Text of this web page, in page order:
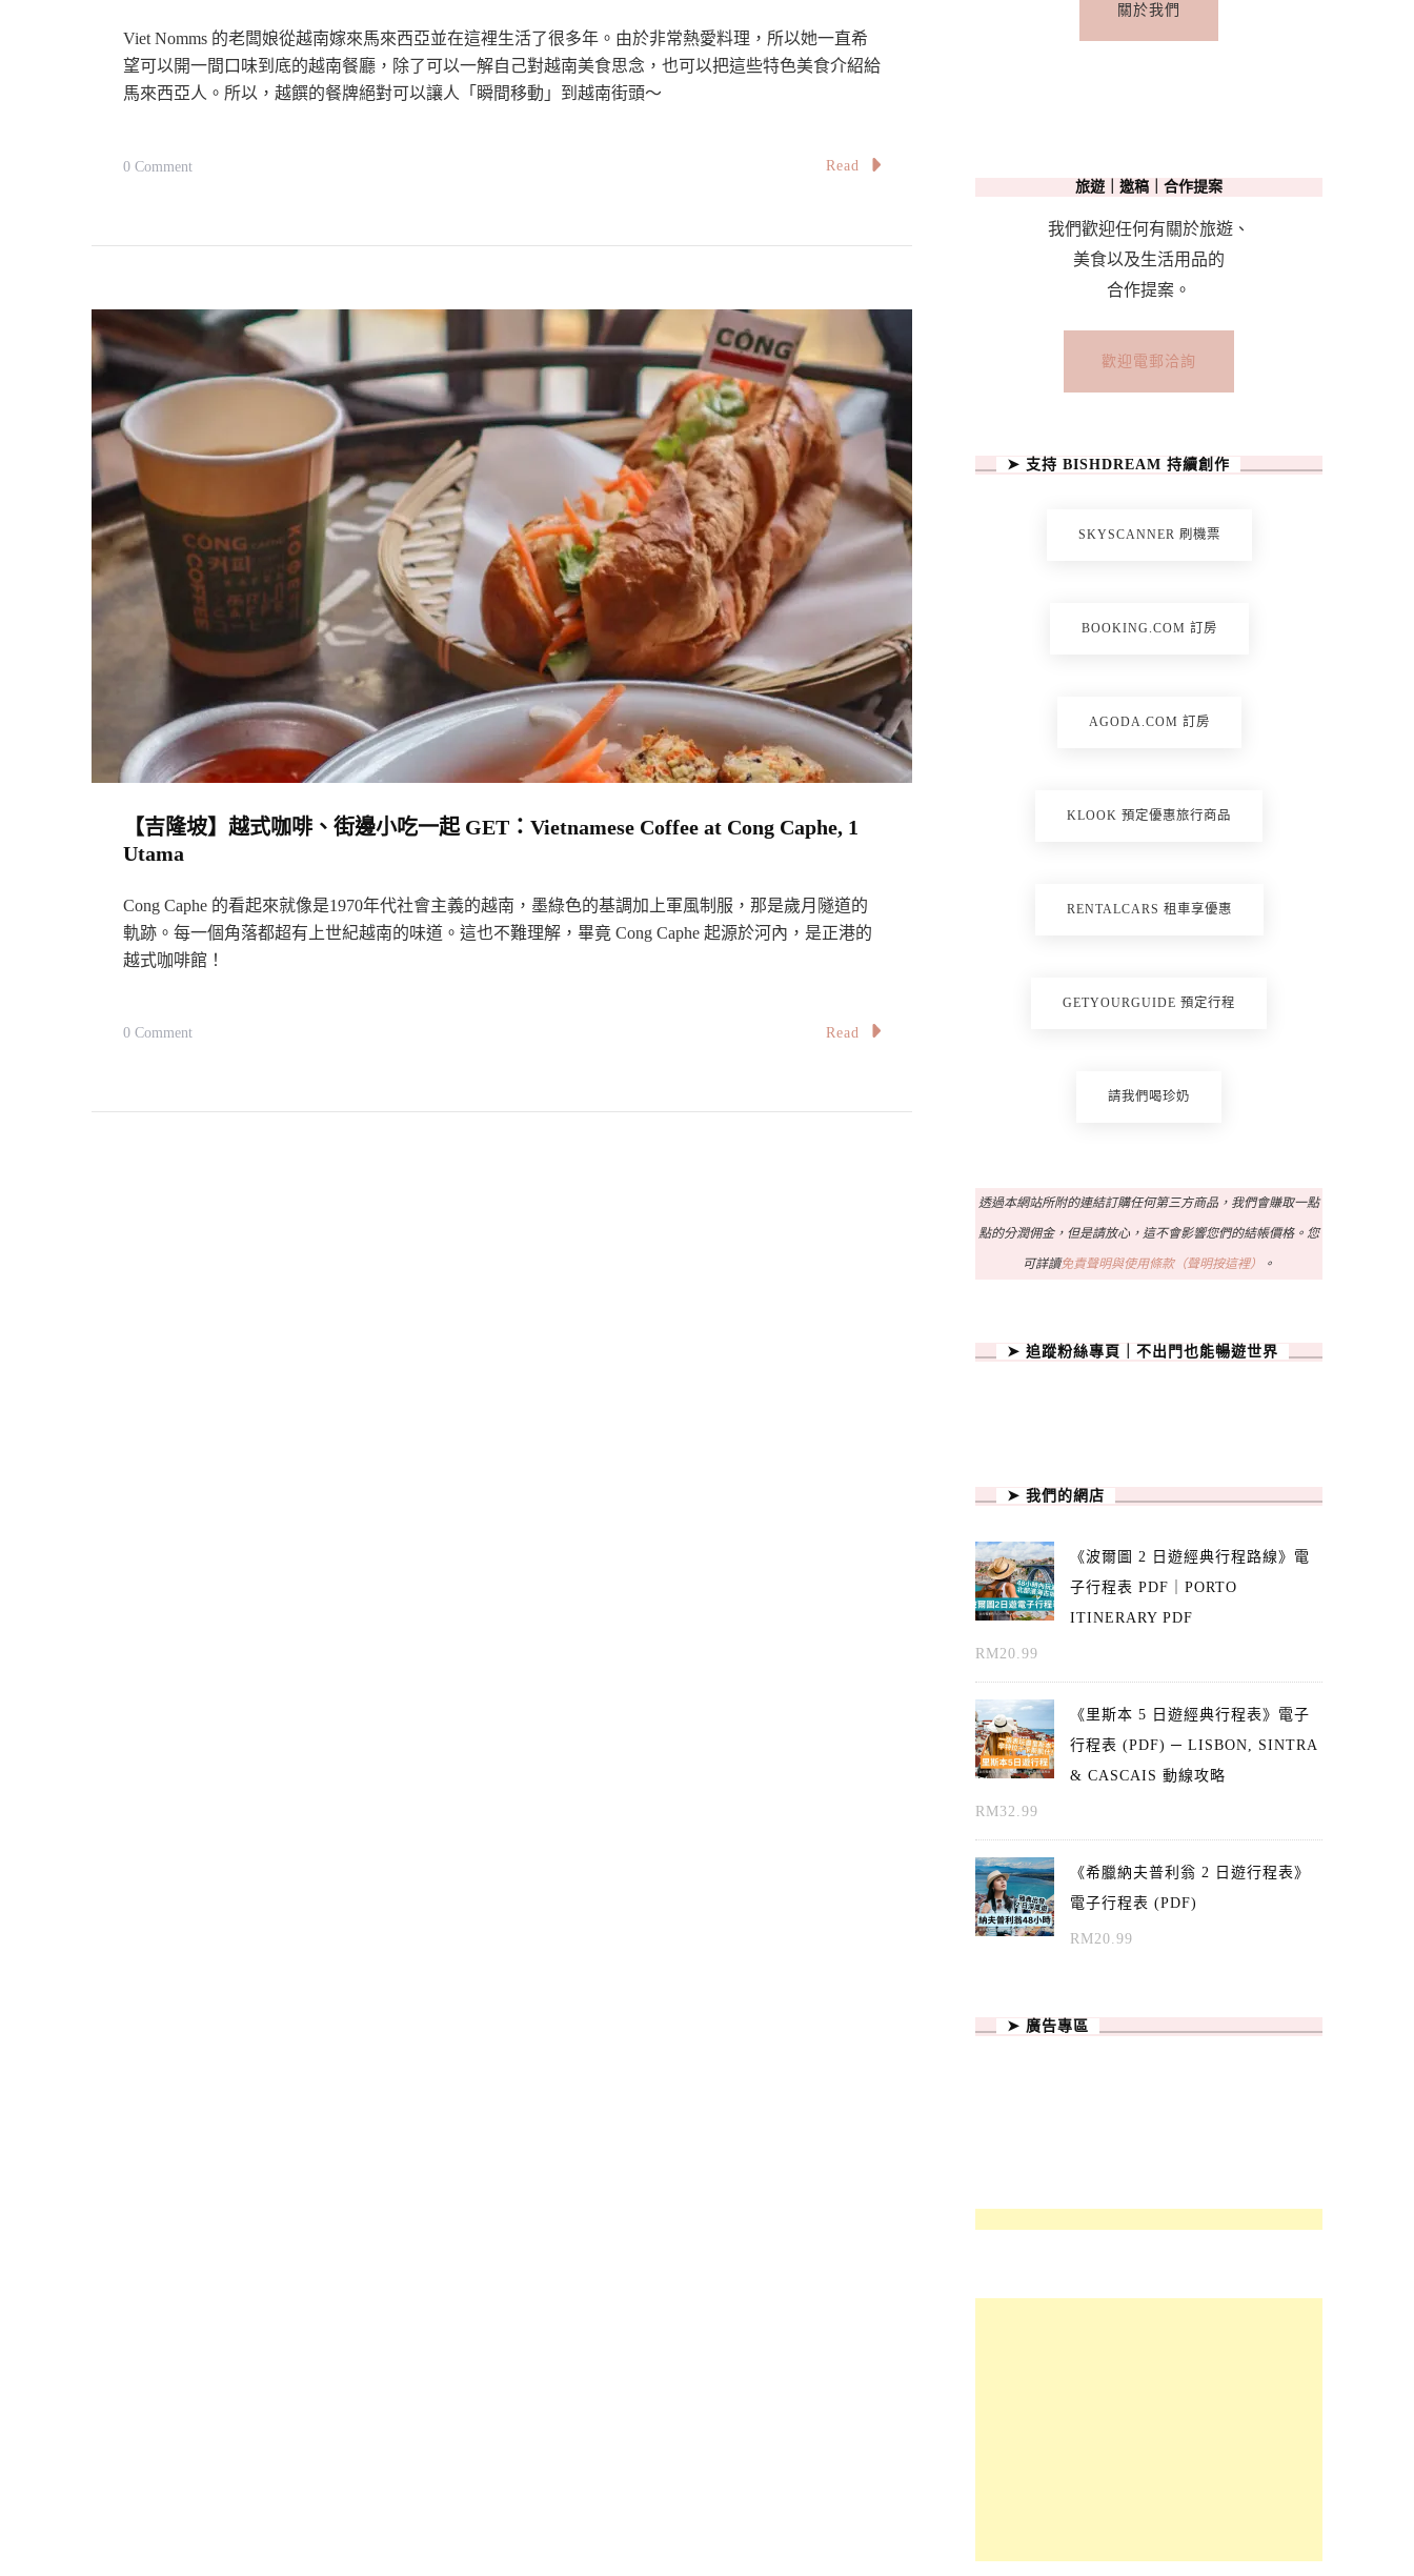
Viet Nomms 的老闆娘從越南嫁來馬來西亞並在這裡生活了很多年。由於非常熱愛料理，所以她一直希
望可以開一間口味到底的越南餐廳，除了可以一解自己對越南美食思念，也可以把這些特色美食介紹給
馬來西亞人。所以，越饌的餐牌絕對可以讓人「瞬間移動」到越南街頭～
0 CommentOn
正
宗
越
食
藏
版
的
美
味：
饌
Nomms,
Read
【吉隆坡】越式咖啡、街邊小吃一起 GET：Vietnamese Coffee at Cong Caphe, 1
Utama
Cong Caphe 的看起來就像是1970年代社會主義的越南，墨綠色的基調加上軍風制服，那是歲月隧道的
軌跡。每一個角落都超有上世紀越南的味道。這也不難理解，畢竟 Cong Caphe 起源於河內，是正港的
越式咖啡館！
0 CommentOn
Read
關於我們
旅遊｜邀稿｜合作提案
我們歡迎任何有關於旅遊、
美食以及生活用品的
合作提案。
歡迎電郵洽詢
➤ 支持 BISHDREAM 持續創作
SKYSCANNER 刷機票
BOOKING.COM 訂房
AGODA.COM 訂房
KLOOK 預定優惠旅行商品
RENTALCARS 租車享優惠
GETYOURGUIDE 預定行程
請我們喝珍奶
透過本網站所附的連結訂購任何第三方商品，我們會賺取一點
點的分潤佣金，但是請放心，這不會影響您們的結帳價格。您
可詳讀免責聲明與使用條款（聲明按這裡） 。
➤ 追蹤粉絲專頁｜不出門也能暢遊世界
➤ 我們的網店
《波爾圖 2 日遊經典行程路線》電
子行程表 PDF｜PORTO
ITINERARY PDF
RM20.99
《里斯本 5 日遊經典行程表》電子
行程表 (PDF) ─ LISBON, SINTRA
& CASCAIS 動線攻略
RM32.99
《希臘納夫普利翁 2 日遊行程表》
電子行程表 (PDF)
RM20.99
➤ 廣告專區